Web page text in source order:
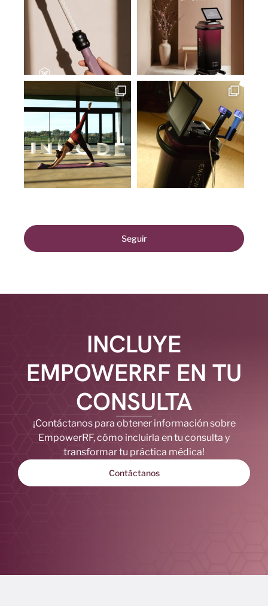
Seguir
INCLUYE
EMPOWERRF EN TU
CONSULTA
¡Contáctanos para obtener información sobre
EmpowerRF, cómo incluirla en tu consulta y
transformar tu práctica médica!
Contáctanos